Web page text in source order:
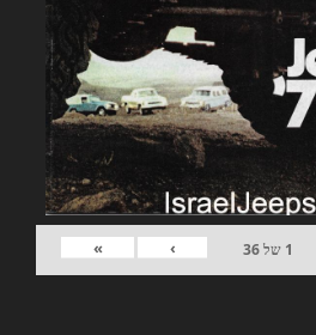
1 של36
›
»